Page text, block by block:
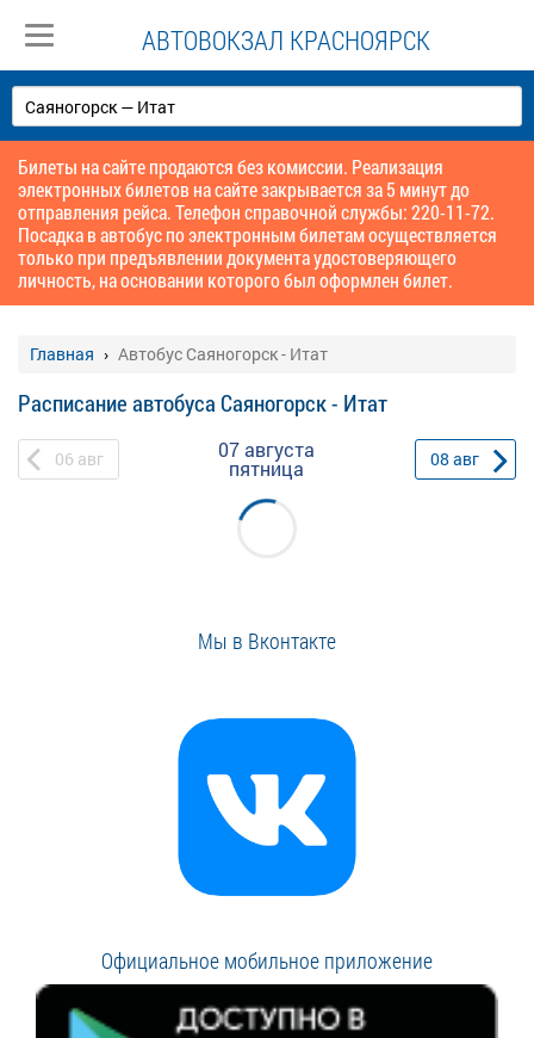
АВТОВОКЗАЛ КРАСНОЯРСК
Билеты на сайте продаются без комиссии. Реализация
электронных билетов на сайте закрывается за 5 минут до
отправления рейса. Телефон справочной службы: 220-11-72.
Посадка в автобус по электронным билетам осуществляется
только при предъявлении документа удостоверяющего
личность, на основании которого был оформлен билет.
Главная Автобус Саяногорск - Итат
Расписание автобуса Саяногорск - Итат
06 авг 07 августа
пятница 08 авг
Мы в Вконтакте
Официальное мобильное приложение